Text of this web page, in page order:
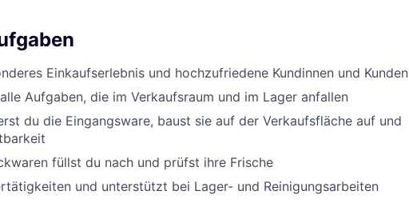
Einkaufserlebnis und hochzufriedene Kundinnen und Kunden
Aufgaben, die im Verkaufsraum und im Lager anfallen
du die Eingangsware, baust sie auf der Verkaufsfläche auf und
füllst du nach und prüfst ihre Frische
und unterstützt bei Lager- und Reinigungsarbeiten